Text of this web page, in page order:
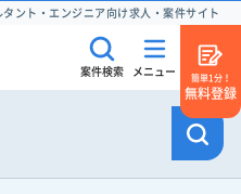
ント・エンジニア向け求人・案件サイト
案件検索 メニュー
簡単1分！
無料登録